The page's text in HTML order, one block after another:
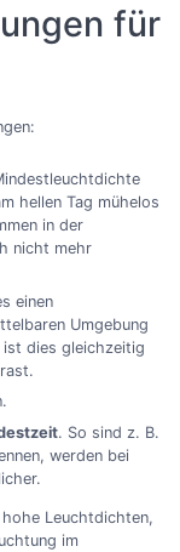
für
hellen Tag mühelos
in der
nicht mehr
einen
Umgebung
ist dies gleichzeitig
. So sind z. B.
werden bei
Leuchtdichten,
im